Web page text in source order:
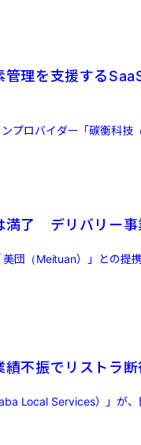
理を支援する
プロバイダー「碳衡科技
満了 デリバリー事
団（Meituan）」との提
不振でリストラ断
Local Services）」が